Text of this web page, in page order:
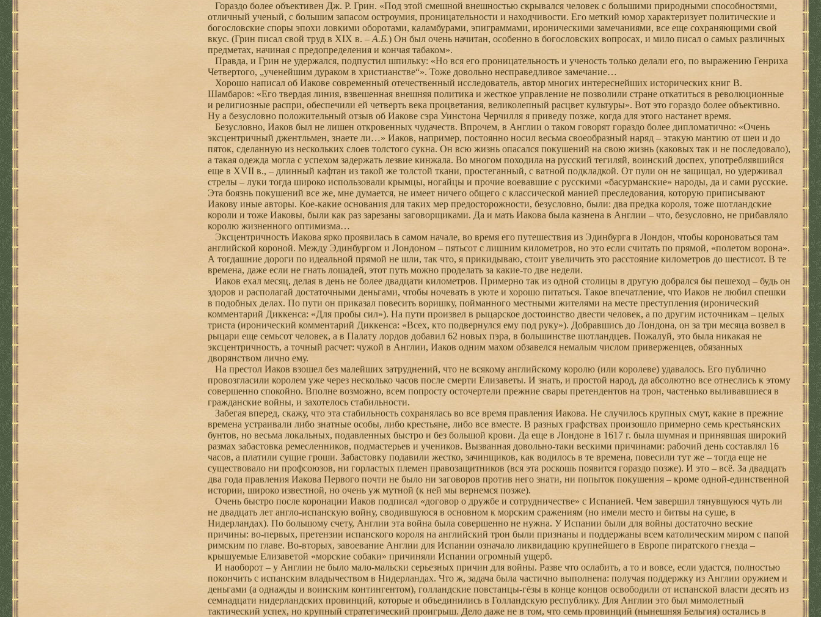
Гораздо более объективен Дж. Р. Грин. «Под этой смешной внешностью скрывался человек с большими природными способностями,
отличный ученый, с большим запасом остроумия, проницательности и находчивости. Его меткий юмор характеризует политические и
богословские споры эпохи ловкими оборотами, каламбурами, эпиграммами, ироническими замечаниями, все еще сохраняющими свой
вкус. (Грин писал свой труд в XIX в. – А.Б.) Он был очень начитан, особенно в богословских вопросах, и мило писал о самых различных
предметах, начиная с предопределения и кончая табаком».
Правда, и Грин не удержался, подпустил шпильку: «Но вся его проницательность и ученость только делали его, по выражению Генриха
Четвертого, „ученейшим дураком в христианстве“». Тоже довольно несправедливое замечание…
Хорошо написал об Иакове современный отечественный исследователь, автор многих интереснейших исторических книг В.
Шамбаров: «Его твердая линия, взвешенная внешняя политика и жесткое управление не позволили стране откатиться в революционные
и религиозные распри, обеспечили ей четверть века процветания, великолепный расцвет культуры». Вот это гораздо более объективно.
Ну а безусловно положительный отзыв об Иакове сэра Уинстона Черчилля я приведу позже, когда для этого настанет время.
Безусловно, Иаков был не лишен откровенных чудачеств. Впрочем, в Англии о таком говорят гораздо более дипломатично: «Очень
эксцентричный джентльмен, знаете ли…» Иаков, например, постоянно носил весьма своеобразный наряд – этакую мантию от шеи и до
пяток, сделанную из нескольких слоев толстого сукна. Он всю жизнь опасался покушений на свою жизнь (каковых так и не последовало),
а такая одежда могла с успехом задержать лезвие кинжала. Во многом походила на русский тегиляй, воинский доспех, употреблявшийся
еще в XVII в., – длинный кафтан из такой же толстой ткани, простеганный, с ватной подкладкой. От пули он не защищал, но удерживал
стрелы – луки тогда широко использовали крымцы, ногайцы и прочие воевавшие с русскими «басурманские» народы, да и сами русские.
Эта боязнь покушений все же, мне думается, не имеет ничего общего с классической манией преследования, которую приписывают
Иакову иные авторы. Кое-какие основания для таких мер предосторожности, безусловно, были: два предка короля, тоже шотландские
короли и тоже Иаковы, были как раз зарезаны заговорщиками. Да и мать Иакова была казнена в Англии – что, безусловно, не прибавляло
королю жизненного оптимизма…
Эксцентричность Иакова ярко проявилась в самом начале, во время его путешествия из Эдинбурга в Лондон, чтобы короноваться там
английской короной. Между Эдинбургом и Лондоном – пятьсот с лишним километров, но это если считать по прямой, «полетом ворона».
А тогдашние дороги по идеальной прямой не шли, так что, я прикидываю, стоит увеличить это расстояние километров до шестисот. В те
времена, даже если не гнать лошадей, этот путь можно проделать за какие-то две недели.
Иаков ехал месяц, делая в день не более двадцати километров. Примерно так из одной столицы в другую добрался бы пешеход – будь он
здоров и располагай достаточными деньгами, чтобы ночевать в уюте и хорошо питаться. Такое впечатление, что Иаков не любил спешки
в подобных делах. По пути он приказал повесить воришку, пойманного местными жителями на месте преступления (иронический
комментарий Диккенса: «Для пробы сил»). На пути произвел в рыцарское достоинство двести человек, а по другим источникам – целых
триста (иронический комментарий Диккенса: «Всех, кто подвернулся ему под руку»). Добравшись до Лондона, он за три месяца возвел в
рыцари еще семьсот человек, а в Палату лордов добавил 62 новых пэра, в большинстве шотландцев. Пожалуй, это была никакая не
эксцентричность, а точный расчет: чужой в Англии, Иаков одним махом обзавелся немалым числом приверженцев, обязанных
дворянством лично ему.
На престол Иаков взошел без малейших затруднений, что не всякому английскому королю (или королеве) удавалось. Его публично
провозгласили королем уже через несколько часов после смерти Елизаветы. И знать, и простой народ, да абсолютно все отнеслись к этому
совершенно спокойно. Вполне возможно, всем попросту осточертели прежние свары претендентов на трон, частенько выливавшиеся в
гражданские войны, и захотелось стабильности.
Забегая вперед, скажу, что эта стабильность сохранялась во все время правления Иакова. Не случилось крупных смут, какие в прежние
времена устраивали либо знатные особы, либо крестьяне, либо все вместе. В разных графствах произошло примерно семь крестьянских
бунтов, но весьма локальных, подавленных быстро и без большой крови. Да еще в Лондоне в 1617 г. была шумная и принявшая широкий
размах забастовка ремесленников, подмастерьев и учеников. Вызванная довольно-таки вескими причинами: рабочий день составлял 16
часов, а платили сущие гроши. Забастовку подавили жестко, зачинщиков, как водилось в те времена, повесили тут же – тогда еще не
существовало ни профсоюзов, ни горластых племен правозащитников (вся эта роскошь появится гораздо позже). И это – всё. За двадцать
два года правления Иакова Первого почти не было ни заговоров против него знати, ни попыток покушения – кроме одной-единственной
истории, широко известной, но очень уж мутной (к ней мы вернемся позже).
Очень быстро после коронации Иаков подписал «договор о дружбе и сотрудничестве» с Испанией. Чем завершил тянувшуюся чуть ли
не двадцать лет англо-испанскую войну, сводившуюся в основном к морским сражениям (но имели место и битвы на суше, в
Нидерландах). По большому счету, Англии эта война была совершенно не нужна. У Испании были для войны достаточно веские
причины: во-первых, претензии испанского короля на английский трон были признаны и поддержаны всем католическим миром с папой
римским по главе. Во-вторых, завоевание Англии для Испании означало ликвидацию крупнейшего в Европе пиратского гнезда –
крышуемые Елизаветой «морские собаки» причиняли Испании огромный ущерб.
И наоборот – у Англии не было мало-мальски серьезных причин для войны. Разве что ослабить, а то и вовсе, если удастся, полностью
покончить с испанским владычеством в Нидерландах. Что ж, задача была частично выполнена: получая поддержку из Англии оружием и
деньгами (а однажды и воинским контингентом), голландские повстанцы-гёзы в конце концов освободили от испанской власти десять из
семнадцати нидерландских провинций, которые и объединились в Голландскую республику. Для Англии это был мимолетный
тактический успех, но крупный стратегический проигрыш. Дело даже не в том, что семь провинций (нынешняя Бельгия) остались в